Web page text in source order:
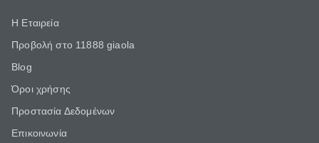
Η Εταιρεία
Προβολή στο 11888 giaola
Blog
Όροι χρήσης
Προστασία Δεδομένων
Επικοινωνία